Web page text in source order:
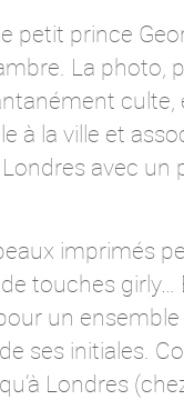
petit prince
La photo,
à la ville et
avec un
imprimés
touches girly…
un
ses initiales.
Londres